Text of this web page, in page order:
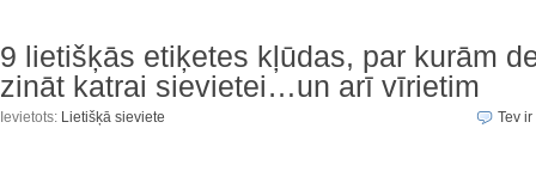
9 lietišķās etiķetes kļūdas, par kurām
zināt katrai sievietei…un arī vīrietim
Ievietots: Lietišķā sieviete Tev ir